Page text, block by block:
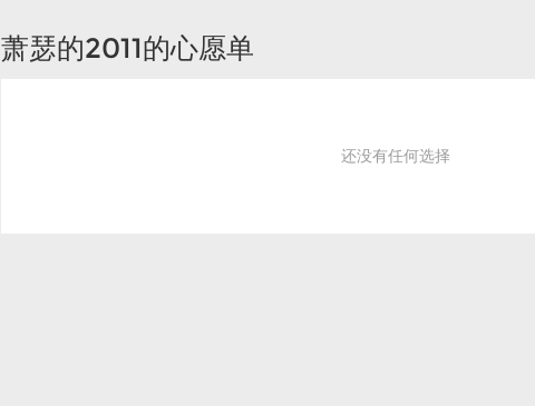
萧瑟的2011的心愿单
还没有任何选择